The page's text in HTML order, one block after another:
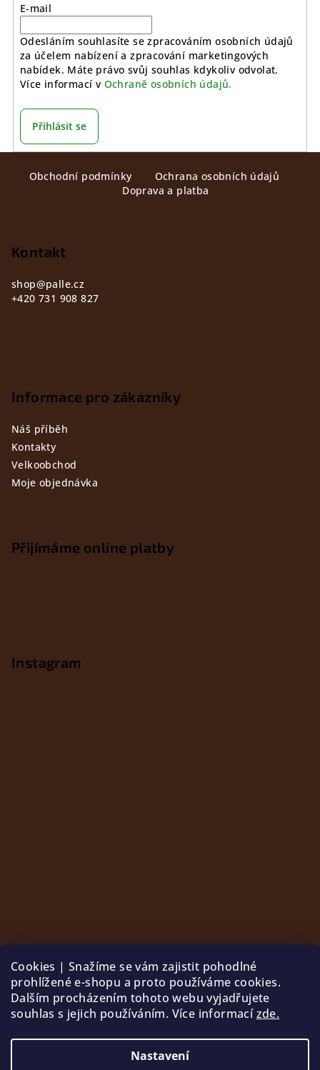
Cookies | Snažíme se vám zajistit pohodlné
prohlížené e-shopu a proto používáme cookies.
Dalším procházením tohoto webu vyjadřujete
souhlas s jejich používáním. Více informacízde.
Nastavení
E-mail
Odesláním souhlasíte se zpracováním osobních údajů
za účelem nabízení a zpracování marketingových
nabídek. Máte právo svůj souhlas kdykoliv odvolat.
Více informací v Ochraně osobních údajů.
Přihlásit se
Obchodní podmínky
Ochrana osobních údajů
Doprava a platba
Kontakt
shop@palle.cz
+420 731 908 827
Informace pro zákazníky
Náš příběh
Kontakty
Velkoobchod
Moje objednávka
Přijímáme online platby
Instagram